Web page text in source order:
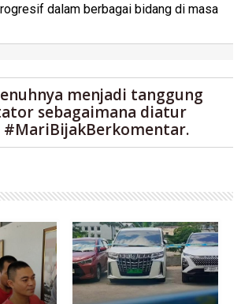
dalam berbagai bidang di masa
menjadi tanggung
sebagaimana diatur
#MariBijakBerkomentar.